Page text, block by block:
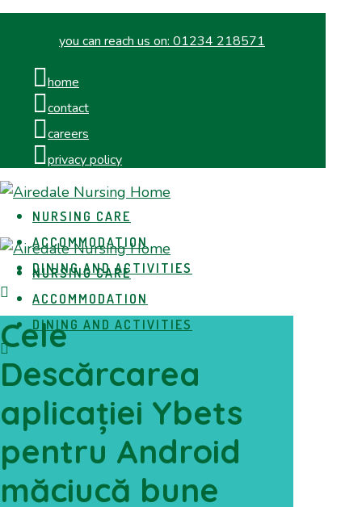
you can reach us on: 01234 218571
home
contact
careers
privacy policy
NURSING CARE
ACCOMMODATION
DINING AND ACTIVITIES
NURSING CARE
ACCOMMODATION
DINING AND ACTIVITIES
Cele
Descărcarea
aplicației Ybets
pentru Android
măciucă bune